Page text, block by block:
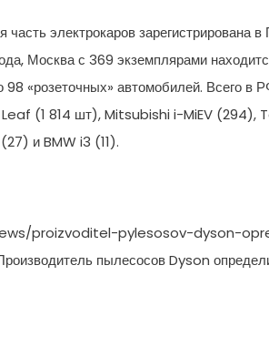
часть электрокаров
Москва с 369 экземплярами
«розеточных» автомобилей. Всего в
Leaf (1 814 шт), Mitsubishi i-MiEV
и BMW i3 (11).
proizvoditel-pylesosov-dyson-
пылесосов Dyson